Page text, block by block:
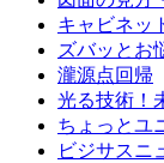
キャビネッ
ズバッとお
瀧源点回帰
光る技術！
ちょっとユ
ビジサスニ